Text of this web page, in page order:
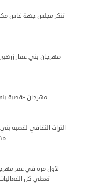
مهرجان بني عمار
مهرجان «قصبة
التراث الثقافي لقصبة
لأول مرة في عمر
تغطي كل الفعاليات